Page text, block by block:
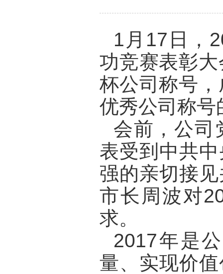
1 月 17 日，
功竞赛表彰
杯公司称号
优秀公司称号
会前，公司
表受到中共
强的亲切接
市长周波对
求。
2017年是
量、实现价